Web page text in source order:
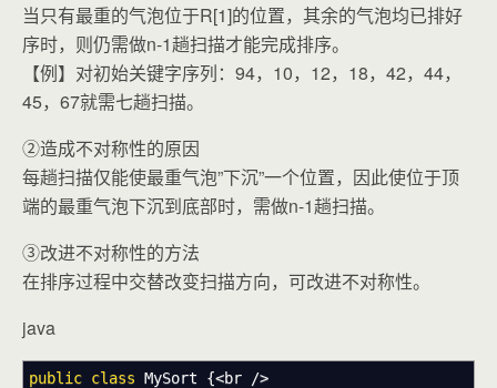
当只有最重的气泡位于R[1]的位置，其余的气泡均已排好
序时，则仍需做n-1趟扫描才能完成排序。
【例】对初始关键字序列：94，10，12，18，42，44，
45，67就需七趟扫描。
②造成不对称性的原因
每趟扫描仅能使最重气泡”下沉”一个位置，因此使位于顶
端的最重气泡下沉到底部时，需做n-1趟扫描。
③改进不对称性的方法
在排序过程中交替改变扫描方向，可改进不对称性。
java
public class MySort {<br
/>